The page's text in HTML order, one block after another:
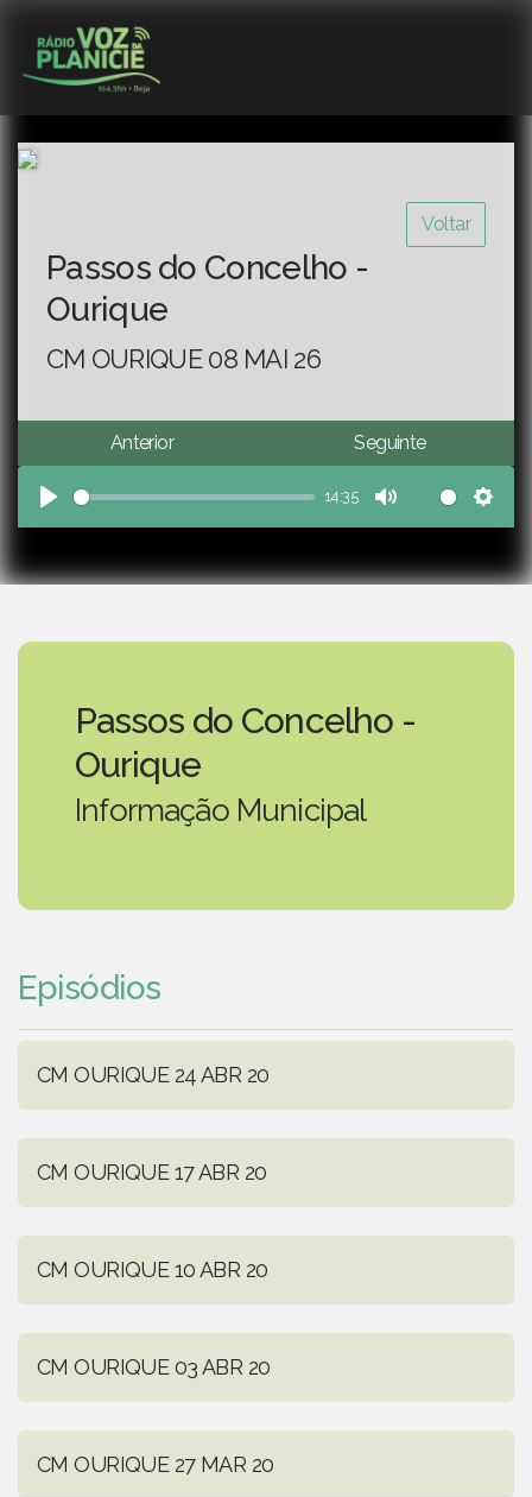
Voltar
Passos do Concelho -
Ourique
CM OURIQUE 08 MAI 26
Anterior Seguinte
Play
14:35
Mute
Passos do Concelho -
Ourique
Informação Municipal
Episódios
CM OURIQUE 24 ABR 20
CM OURIQUE 17 ABR 20
CM OURIQUE 10 ABR 20
CM OURIQUE 03 ABR 20
CM OURIQUE 27 MAR 20